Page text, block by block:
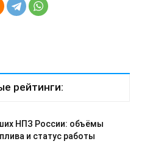
рейтинги:
НПЗ России: объёмы
и статус работы